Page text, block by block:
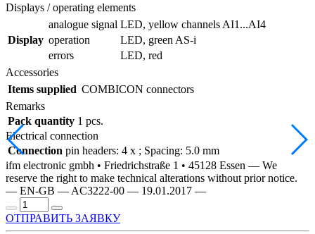
Displays / operating elements
Display
analogue signal LED, yellow channels AI1...AI4
operation
LED, green AS-i
errors
LED, red
Accessories
Items supplied COMBICON connectors
Remarks
Pack quantity 1 pcs.
Electrical connection
Connection pin headers: 4 x ; Spacing: 5.0 mm
ifm electronic gmbh • Friedrichstraße 1 • 45128 Essen — We
reserve the right to make technical alterations without prior notice.
— EN-GB — AC3222-00 — 19.01.2017 —
ОТПРАВИТЬ ЗАЯВКУ